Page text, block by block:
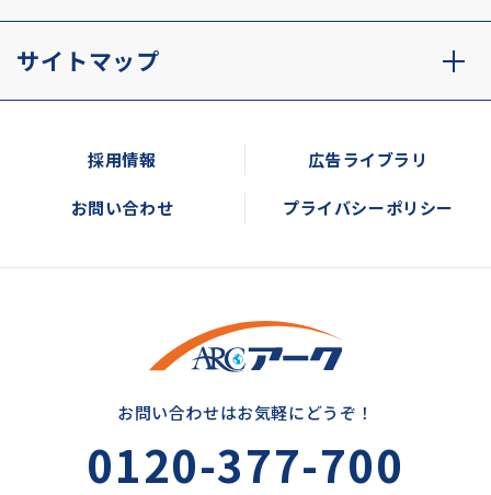
サイトマップ
採用情報 広告ライブラリ
お問い合わせ プライバシーポリシー
お問い合わせはお気軽にどうぞ！
0120-377-700